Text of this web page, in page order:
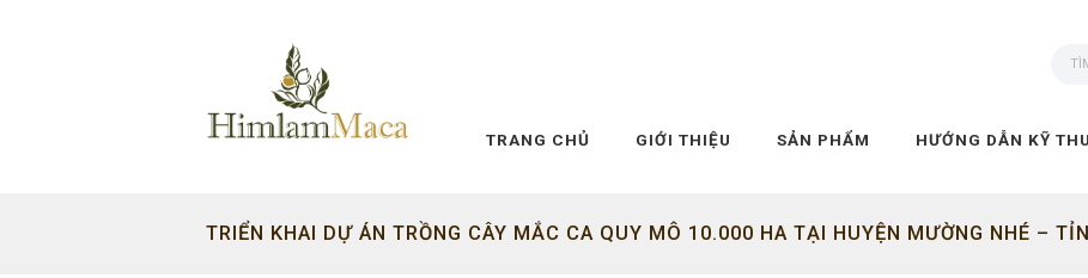
TRANG CHỦ GIỚI THIỆU SẢN PHẨM HƯỚNG DẪN KỸ
TRIỂN KHAI DỰ ÁN TRỒNG CÂY MẮC CA QUY MÔ 10.000 HA TẠI HUYỆN MƯỜNG NHÉ –